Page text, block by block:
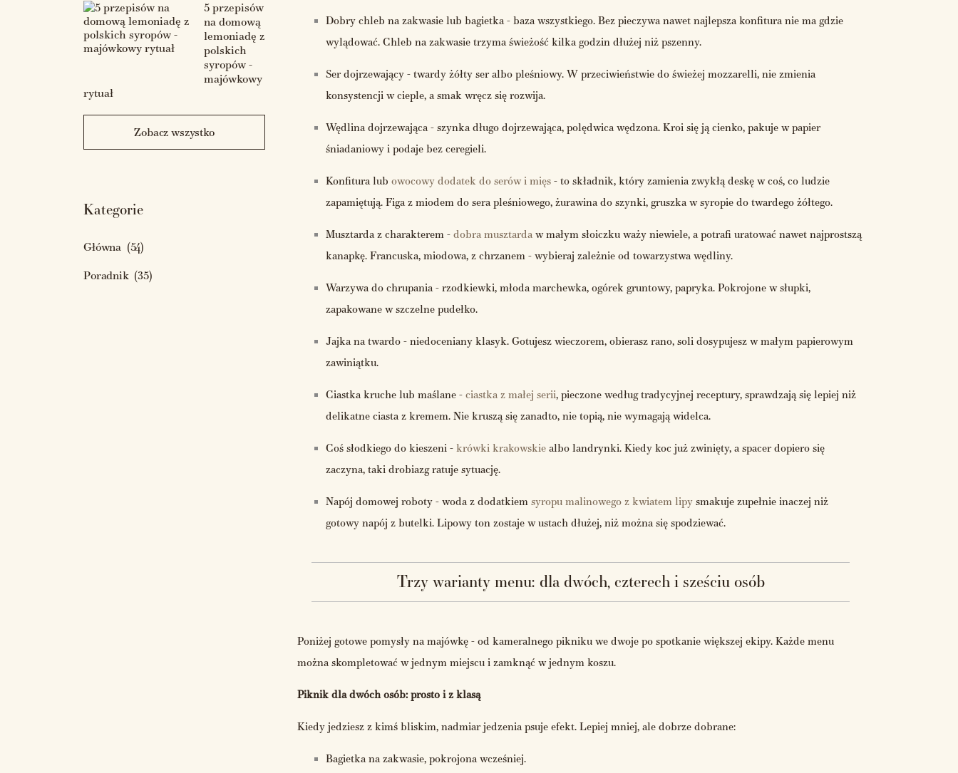
5 przepisów
na domową
lemoniadę z
polskich
syropów -
majówkowy
rytuał
Zobacz wszystko
Kategorie
Główna (54)
Poradnik (35)
Dobry chleb na zakwasie lub bagietka - baza wszystkiego. Bez pieczywa nawet najlepsza konfitura nie ma gdzie
wylądować. Chleb na zakwasie trzyma świeżość kilka godzin dłużej niż pszenny.
Ser dojrzewający - twardy żółty ser albo pleśniowy. W przeciwieństwie do świeżej mozzarelli, nie zmienia
konsystencji w cieple, a smak wręcz się rozwija.
Wędlina dojrzewająca - szynka długo dojrzewająca, polędwica wędzona. Kroi się ją cienko, pakuje w papier
śniadaniowy i podaje bez ceregieli.
Konfitura lub owocowy dodatek do serów i mięs - to składnik, który zamienia zwykłą deskę w coś, co ludzie
zapamiętują. Figa z miodem do sera pleśniowego, żurawina do szynki, gruszka w syropie do twardego żółtego.
Musztarda z charakterem - dobra musztarda w małym słoiczku waży niewiele, a potrafi uratować nawet najprostszą
kanapkę. Francuska, miodowa, z chrzanem - wybieraj zależnie od towarzystwa wędliny.
Warzywa do chrupania - rzodkiewki, młoda marchewka, ogórek gruntowy, papryka. Pokrojone w słupki,
zapakowane w szczelne pudełko.
Jajka na twardo - niedoceniany klasyk. Gotujesz wieczorem, obierasz rano, soli dosypujesz w małym papierowym
zawiniątku.
Ciastka kruche lub maślane - ciastka z małej serii, pieczone według tradycyjnej receptury, sprawdzają się lepiej niż
delikatne ciasta z kremem. Nie kruszą się zanadto, nie topią, nie wymagają widelca.
Coś słodkiego do kieszeni - krówki krakowskie albo landrynki. Kiedy koc już zwinięty, a spacer dopiero się
zaczyna, taki drobiazg ratuje sytuację.
Napój domowej roboty - woda z dodatkiem syropu malinowego z kwiatem lipy smakuje zupełnie inaczej niż
gotowy napój z butelki. Lipowy ton zostaje w ustach dłużej, niż można się spodziewać.
Trzy warianty menu: dla dwóch, czterech i sześciu osób
Poniżej gotowe pomysły na majówkę - od kameralnego pikniku we dwoje po spotkanie większej ekipy. Każde menu
można skompletować w jednym miejscu i zamknąć w jednym koszu.
Piknik dla dwóch osób: prosto i z klasą
Kiedy jedziesz z kimś bliskim, nadmiar jedzenia psuje efekt. Lepiej mniej, ale dobrze dobrane:
Bagietka na zakwasie, pokrojona wcześniej.